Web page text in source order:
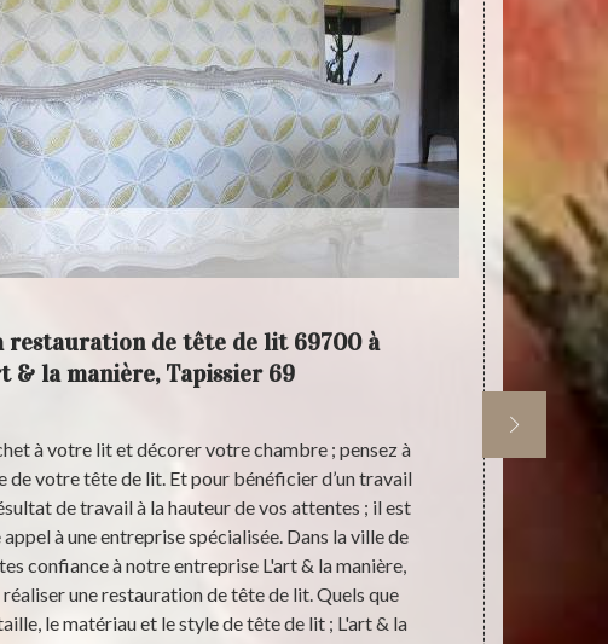
restauration de tête de lit 69700 à
& la manière, Tapissier 69
à votre lit et décorer votre chambre ; pensez à
de votre tête de lit. Et pour bénéficier d’un travail
de travail à la hauteur de vos attentes ; il est
à une entreprise spécialisée. Dans la ville de
confiance à notre entreprise L'art & la manière,
une restauration de tête de lit. Quels que
le matériau et le style de tête de lit ; L'art & la
L'art &